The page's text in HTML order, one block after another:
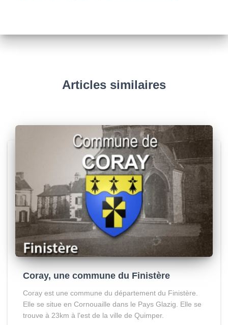
Articles similaires
Coray, une commune du Finistère
Coray est une commune du département du Finistère.
Elle se situe en Cornouaille dans le Pays Glazig. Elle se
trouve à 23km à l'est de la ville de Quimper.